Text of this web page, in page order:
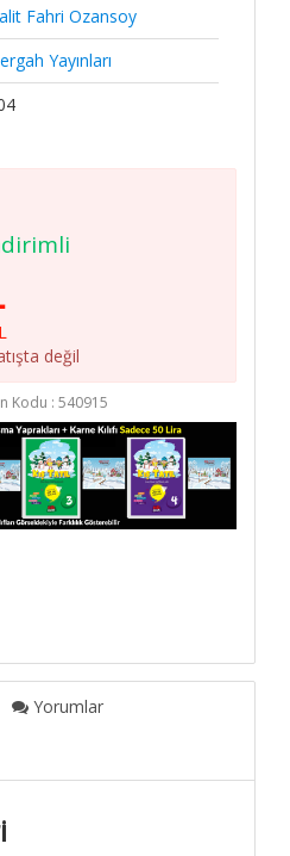
Fahri Ozansoy
Yayınları
değil
Kodu : 540915
Yorumlar